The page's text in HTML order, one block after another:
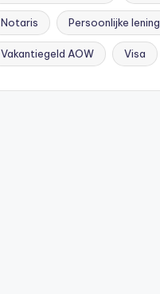
Notaris Persoonlijke lening
Vakantiegeld AOW Visa